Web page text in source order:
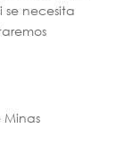
se necesita
Minas